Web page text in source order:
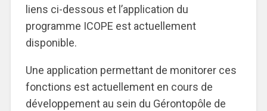
liens ci-dessous et l’application du
programme ICOPE est actuellement
disponible.
Une application permettant de monitorer ces
fonctions est actuellement en cours de
développement au sein du Gérontopôle de